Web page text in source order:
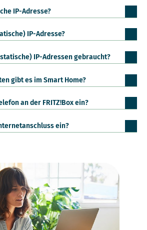
IP-Adresse?
IP-Adresse?
IP-Adressen gebraucht?
gibt es im Smart Home?
an der FRITZ!Box ein?
ein?